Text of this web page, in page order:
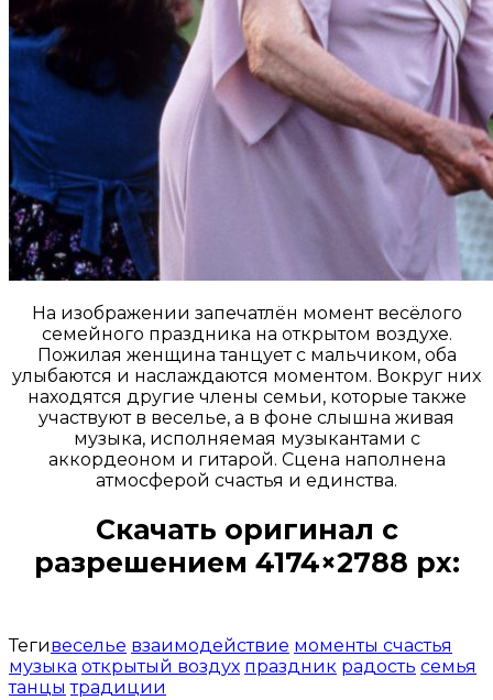
На изображении запечатлён момент весёлого
семейного праздника на открытом воздухе.
Пожилая женщина танцует с мальчиком, оба
улыбаются и наслаждаются моментом. Вокруг них
находятся другие члены семьи, которые также
участвуют в веселье, а в фоне слышна живая
музыка, исполняемая музыкантами с
аккордеоном и гитарой. Сцена наполнена
атмосферой счастья и единства.
Скачать оригинал с
разрешением 4174×2788 px:
Тегивеселье взаимодействие моменты счастья
музыка открытый воздух праздник радость семья
танцы традиции